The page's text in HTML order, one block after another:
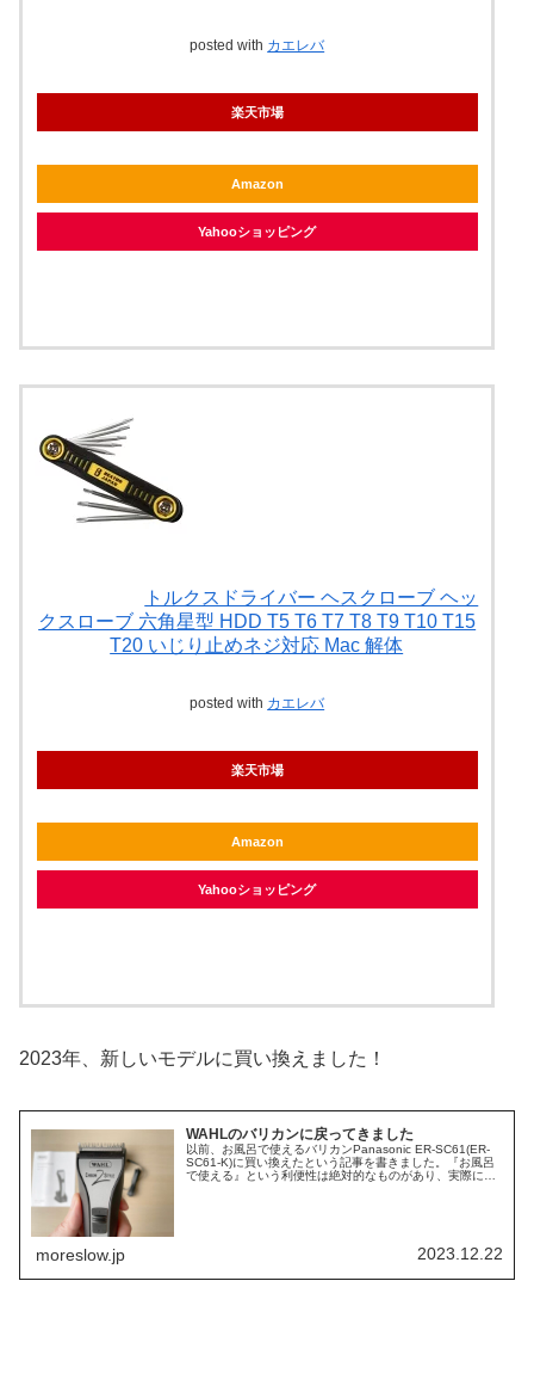
posted with カエレバ
楽天市場
Amazon
Yahooショッピング
トルクスドライバー ヘスクローブ ヘッ
クスローブ 六角星型 HDD T5 T6 T7 T8 T9 T10 T15
T20 いじり止めネジ対応 Mac 解体
posted with カエレバ
楽天市場
Amazon
Yahooショッピング
2023年、新しいモデルに買い換えました！
WAHLのバリカンに戻ってきました
以前、お風呂で使えるバリカンPanasonic ER-SC61(ER-
SC61-K)に買い換えたという記事を書きました。『お風呂
で使える』という利便性は絶対的なものがあり、実際にシ
moreslow.jp 2023.12.22